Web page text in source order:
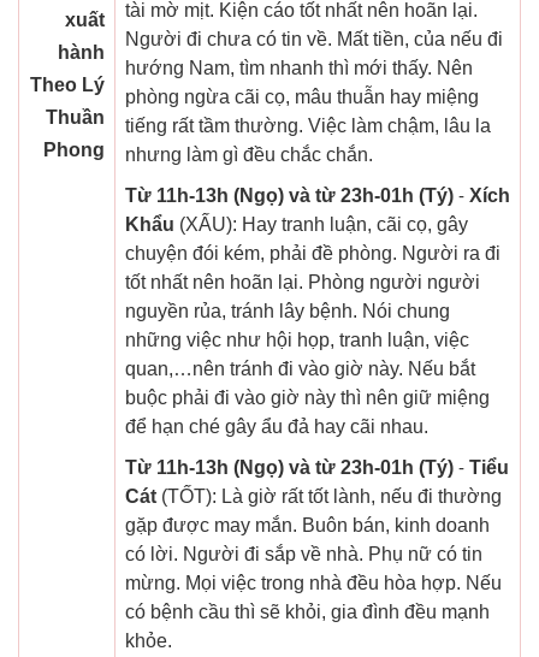
xuất
hành
Theo Lý
Thuần
Phong
tài mờ mịt. Kiện cáo tốt nhất nên hoãn lại.
Người đi chưa có tin về. Mất tiền, của nếu đi
hướng Nam, tìm nhanh thì mới thấy. Nên
phòng ngừa cãi cọ, mâu thuẫn hay miệng
tiếng rất tầm thường. Việc làm chậm, lâu la
nhưng làm gì đều chắc chắn.
Từ 11h-13h (Ngọ) và từ 23h-01h (Tý) - Xích
Khẩu (XẤU): Hay tranh luận, cãi cọ, gây
chuyện đói kém, phải đề phòng. Người ra đi
tốt nhất nên hoãn lại. Phòng người người
nguyền rủa, tránh lây bệnh. Nói chung
những việc như hội họp, tranh luận, việc
quan,…nên tránh đi vào giờ này. Nếu bắt
buộc phải đi vào giờ này thì nên giữ miệng
để hạn ché gây ẩu đả hay cãi nhau.
Từ 11h-13h (Ngọ) và từ 23h-01h (Tý) - Tiểu
Cát (TỐT): Là giờ rất tốt lành, nếu đi thường
gặp được may mắn. Buôn bán, kinh doanh
có lời. Người đi sắp về nhà. Phụ nữ có tin
mừng. Mọi việc trong nhà đều hòa hợp. Nếu
có bệnh cầu thì sẽ khỏi, gia đình đều mạnh
khỏe.